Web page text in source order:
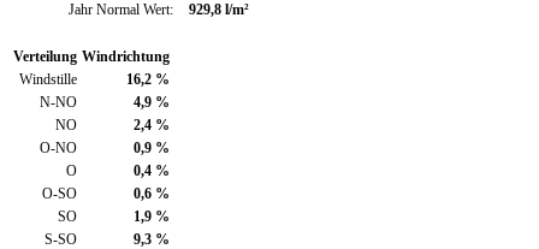
Jahr Normal Wert:
929,8 l/m²
Verteilung Windrichtung
Windstille
16,2 %
N-NO
4,9 %
NO
2,4 %
O-NO
0,9 %
O
0,4 %
O-SO
0,6 %
SO
1,9 %
S-SO
9,3 %